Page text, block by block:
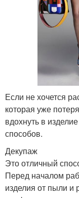
Если не хочется
которая уже
вдохнуть в
способов.
Декупаж
Это отличный
Перед началом
изделия от пыли и